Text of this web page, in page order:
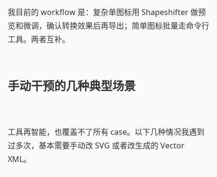
我目前的 workflow 是：复杂单图标用 Shapeshifter 做预
览和微调，确认转换效果后再导出；简单图标批量走命令行
工具。两者互补。
手动干预的几种典型场景
工具再智能，也覆盖不了所有 case。以下几种情况我遇到
过多次，基本需要手动改 SVG 或者改生成的 Vector
XML。